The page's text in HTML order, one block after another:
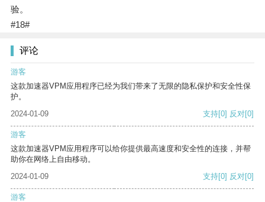
验。
#18#
评论
游客
这款加速器VPM应用程序已经为我们带来了无限的隐私保护和安全性保
护。
2024-01-09
支持[0] 反对[0]
游客
这款加速器VPM应用程序可以给你提供最高速度和安全性的连接，并帮
助你在网络上自由移动。
2024-01-09
支持[0] 反对[0]
游客